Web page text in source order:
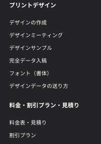
プリントデザイン
デザインの作成
デザインミーティング
デザインサンプル
完全データ入稿
フォント（書体）
デザインデータの送り方
料金・割引プラン・見積り
料金表・見積り
割引プラン